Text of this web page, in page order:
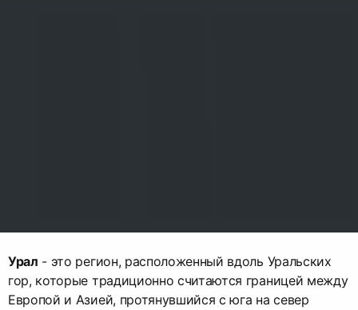
Урал - это регион, расположенный вдоль Уральских
гор, которые традиционно считаются границей между
Европой и Азией, протянувшийся с юга на север